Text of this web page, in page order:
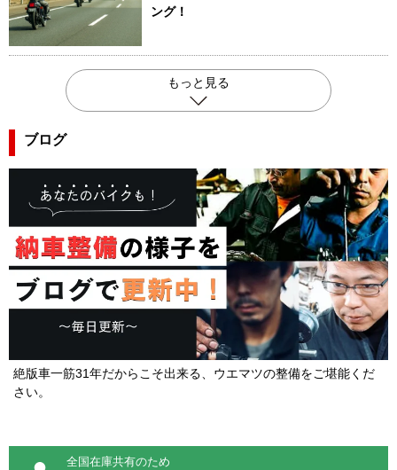
ング！
もっと見る
ブログ
絶版車一筋31年だからこそ出来る、ウエマツの整備をご堪能くだ
さい。
全国在庫共有のため